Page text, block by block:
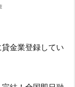
金業登録してい